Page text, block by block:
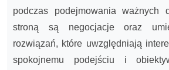
podczas podejmowania ważnych
stroną są negocjacje oraz
rozwiązań, które uwzględniają
spokojnemu podejściu i